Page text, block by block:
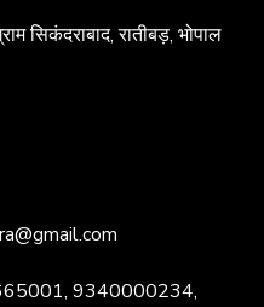
सिकंदराबाद, रातीबड़, भोपाल
9340000234,